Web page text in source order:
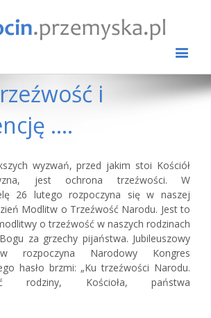
i
….
wyzwań, przed jakim stoi Kościół
jest ochrona trzeźwości. W
26 lutego rozpoczyna się w naszej
Modlitw o Trzeźwość Narodu. Jest to
o trzeźwość w naszych rodzinach
za grzechy pijaństwa. Jubileuszowy
rozpoczyna Narodowy Kongres
hasło brzmi: „Ku trzeźwości Narodu.
rodziny, Kościoła, państwa